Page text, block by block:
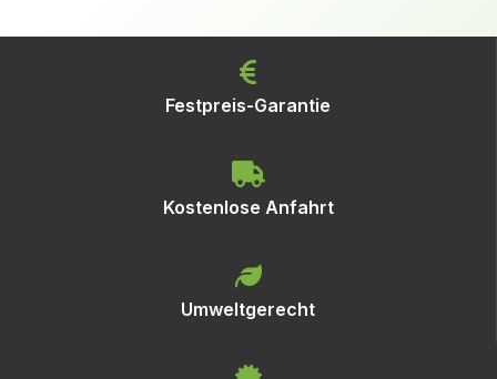
Festpreis-Garantie
Kostenlose Anfahrt
Umweltgerecht